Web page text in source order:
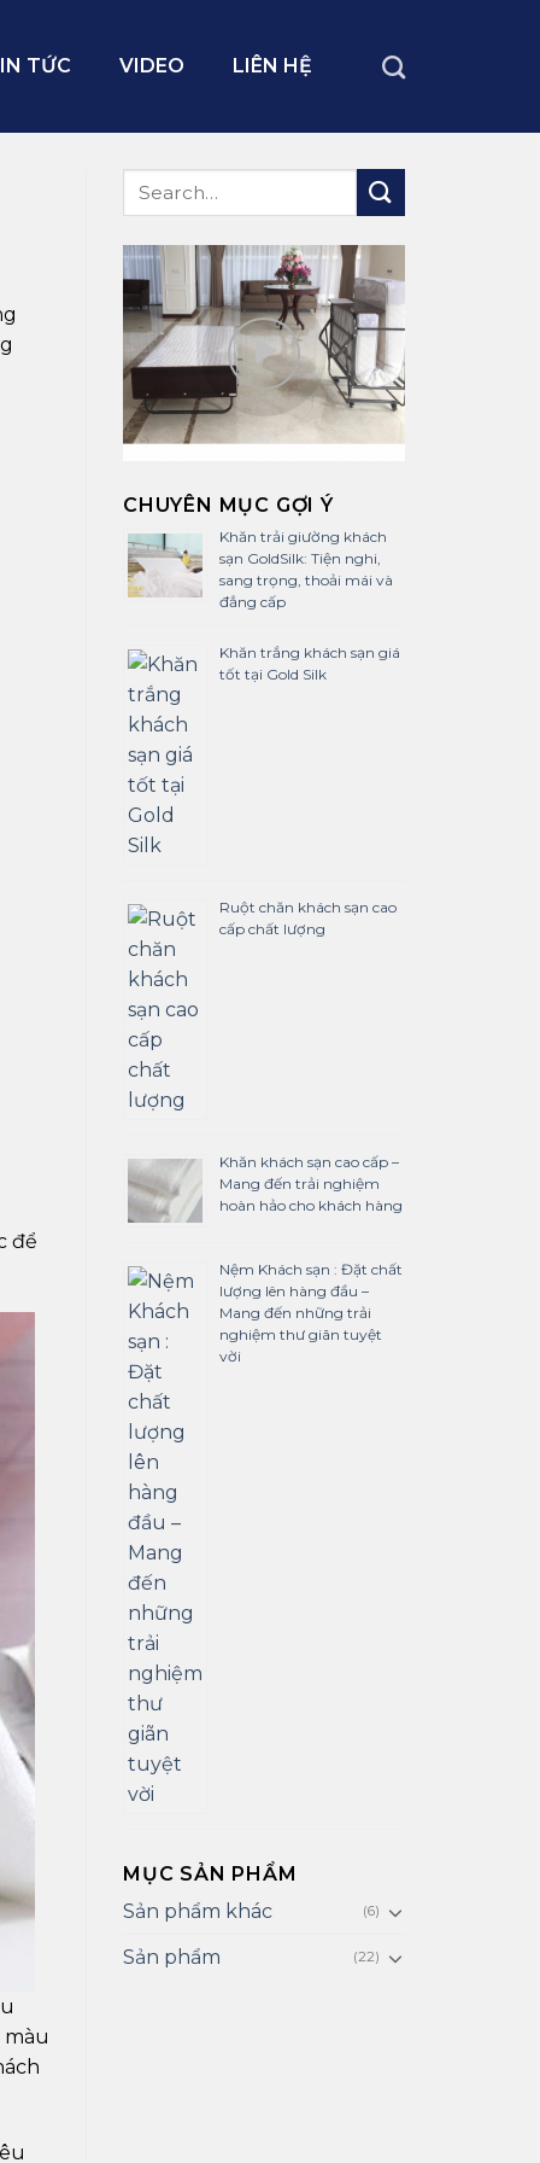
TỨC VIDEO LIÊN HỆ
để
màu
CHUYÊN MỤC GỢI Ý
Khăn trải giường khách
sạn GoldSilk: Tiện nghi,
sang trọng, thoải mái và
đẳng cấp
Khăn trắng khách sạn giá
tốt tại Gold Silk
Ruột chăn khách sạn cao
cấp chất lượng
Khăn khách sạn cao cấp –
Mang đến trải nghiệm
hoàn hảo cho khách hàng
Nệm Khách sạn : Đặt chất
lượng lên hàng đầu –
Mang đến những trải
nghiệm thư giãn tuyệt
vời
MỤC SẢN PHẨM
Sản phẩm khác
(6)
Sản phẩm (22)